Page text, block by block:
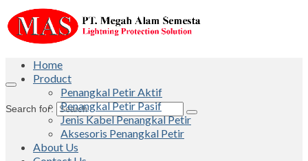
Search for:
Home
Product
Penangkal Petir Aktif
Penangkal Petir Pasif
Jenis Kabel Penangkal Petir
Aksesoris Penangkal Petir
About Us